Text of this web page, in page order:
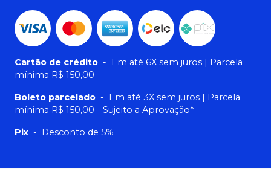
Cartão de crédito - Em até 6X sem juros | Parcela
mínima R$ 150,00
Boleto parcelado - Em até 3X sem juros | Parcela
mínima R$ 150,00 - Sujeito a Aprovação*
Pix - Desconto de 5%